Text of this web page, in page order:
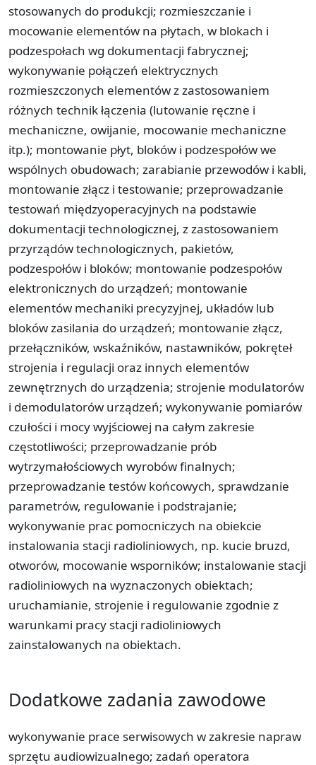
stosowanych do produkcji; rozmieszczanie i
mocowanie elementów na płytach, w blokach i
podzespołach wg dokumentacji fabrycznej;
wykonywanie połączeń elektrycznych
rozmieszczonych elementów z zastosowaniem
różnych technik łączenia (lutowanie ręczne i
mechaniczne, owijanie, mocowanie mechaniczne
itp.); montowanie płyt, bloków i podzespołów we
wspólnych obudowach; zarabianie przewodów i kabli,
montowanie złącz i testowanie; przeprowadzanie
testowań międzyoperacyjnych na podstawie
dokumentacji technologicznej, z zastosowaniem
przyrządów technologicznych, pakietów,
podzespołów i bloków; montowanie podzespołów
elektronicznych do urządzeń; montowanie
elementów mechaniki precyzyjnej, układów lub
bloków zasilania do urządzeń; montowanie złącz,
przełączników, wskaźników, nastawników, pokręteł
strojenia i regulacji oraz innych elementów
zewnętrznych do urządzenia; strojenie modulatorów
i demodulatorów urządzeń; wykonywanie pomiarów
czułości i mocy wyjściowej na całym zakresie
częstotliwości; przeprowadzanie prób
wytrzymałościowych wyrobów finalnych;
przeprowadzanie testów końcowych, sprawdzanie
parametrów, regulowanie i podstrajanie;
wykonywanie prac pomocniczych na obiekcie
instalowania stacji radioliniowych, np. kucie bruzd,
otworów, mocowanie wsporników; instalowanie stacji
radioliniowych na wyznaczonych obiektach;
uruchamianie, strojenie i regulowanie zgodnie z
warunkami pracy stacji radioliniowych
zainstalowanych na obiektach.
Dodatkowe zadania zawodowe
wykonywanie prace serwisowych w zakresie napraw
sprzętu audiowizualnego; zadań operatora